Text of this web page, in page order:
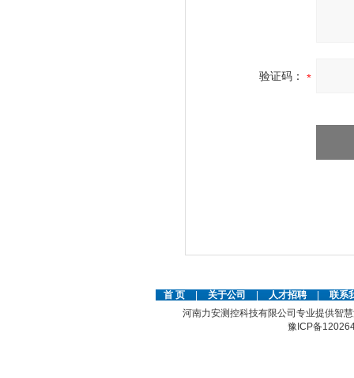
验证码：
首 页 关于公司 人才招聘
联系
河南力安测控科技有限公司专业提供智
豫ICP备